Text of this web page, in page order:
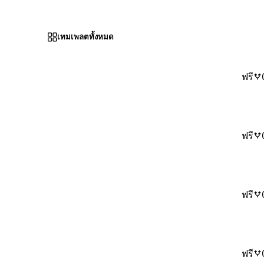
เทมเพลตทั้งหมด
ฟรี
ฟรี
ฟรี
ฟรี